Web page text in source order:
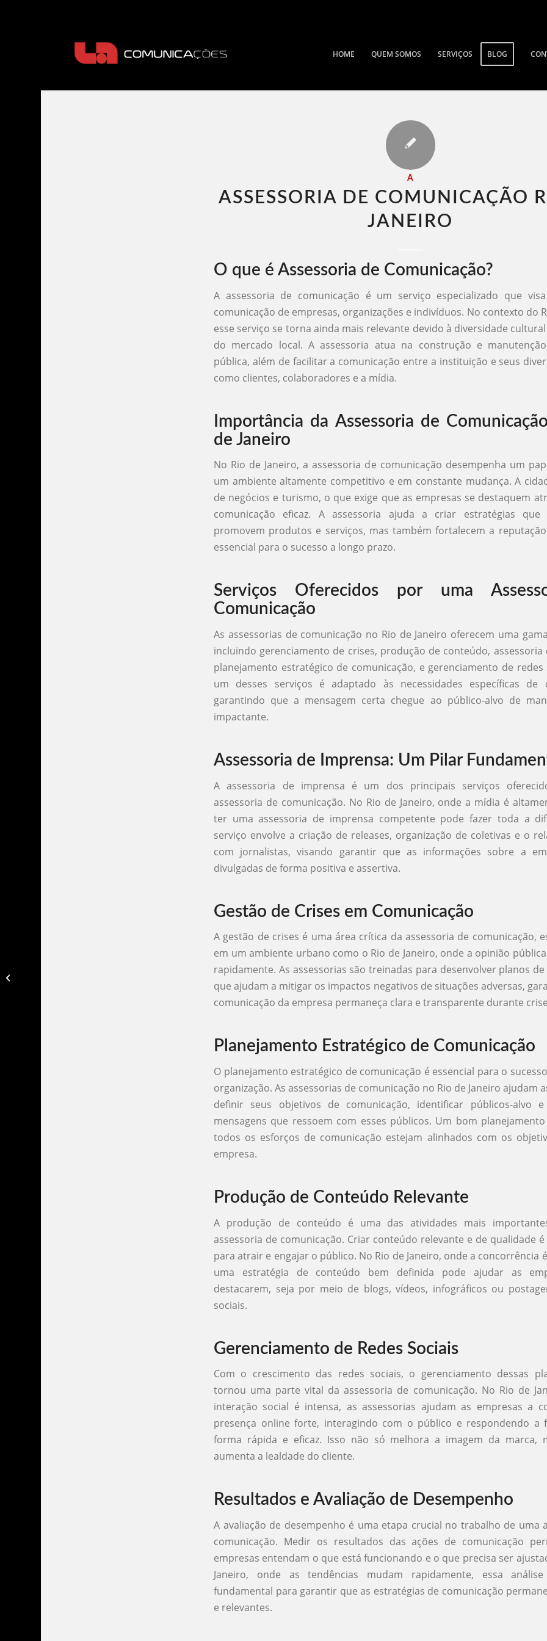
HOME QUEM SOMOS SERVIÇOS BLOG
A
ASSESSORIA DE COMUNICAÇÃO
JANEIRO​
O que é Assessoria de Comunicação?
A assessoria de comunicação é um serviço especializado que
comunicação de empresas, organizações e indivíduos. No contexto do
esse serviço se torna ainda mais relevante devido à diversidade
do mercado local. A assessoria atua na construção e
pública, além de facilitar a comunicação entre a instituição e seus
como clientes, colaboradores e a mídia.
Importância da Assessoria de
de Janeiro
No Rio de Janeiro, a assessoria de comunicação desempenha um
um ambiente altamente competitivo e em constante mudança. A
de negócios e turismo, o que exige que as empresas se destaquem
comunicação eficaz. A assessoria ajuda a criar estratégias que
promovem produtos e serviços, mas também fortalecem a
essencial para o sucesso a longo prazo.
Serviços Oferecidos por uma
Comunicação
As assessorias de comunicação no Rio de Janeiro oferecem uma
incluindo gerenciamento de crises, produção de conteúdo, assessoria
planejamento estratégico de comunicação, e gerenciamento de redes
um desses serviços é adaptado às necessidades específicas de
garantindo que a mensagem certa chegue ao público-alvo de
impactante.
Assessoria de Imprensa: Um Pilar
A assessoria de imprensa é um dos principais serviços
assessoria de comunicação. No Rio de Janeiro, onde a mídia é
ter uma assessoria de imprensa competente pode fazer toda a
serviço envolve a criação de releases, organização de coletivas e o
com jornalistas, visando garantir que as informações sobre a
divulgadas de forma positiva e assertiva.
Gestão de Crises em Comunicação
A gestão de crises é uma área crítica da assessoria de comunicação,
em um ambiente urbano como o Rio de Janeiro, onde a opinião
rapidamente. As assessorias são treinadas para desenvolver planos
que ajudam a mitigar os impactos negativos de situações adversas,
comunicação da empresa permaneça clara e transparente durante
Planejamento Estratégico de Comunicação
O planejamento estratégico de comunicação é essencial para o
organização. As assessorias de comunicação no Rio de Janeiro ajudam
definir seus objetivos de comunicação, identificar públicos-alvo e
mensagens que ressoem com esses públicos. Um bom
todos os esforços de comunicação estejam alinhados com os
empresa.
Produção de Conteúdo Relevante
A produção de conteúdo é uma das atividades mais
assessoria de comunicação. Criar conteúdo relevante e de qualidade
para atrair e engajar o público. No Rio de Janeiro, onde a concorrência
uma estratégia de conteúdo bem definida pode ajudar as
destacarem, seja por meio de blogs, vídeos, infográficos ou
sociais.
Gerenciamento de Redes Sociais
Com o crescimento das redes sociais, o gerenciamento dessas
tornou uma parte vital da assessoria de comunicação. No Rio de
interação social é intensa, as assessorias ajudam as empresas a
presença online forte, interagindo com o público e respondendo a
forma rápida e eficaz. Isso não só melhora a imagem da marca,
aumenta a lealdade do cliente.
Resultados e Avaliação de Desempenho
A avaliação de desempenho é uma etapa crucial no trabalho de uma
comunicação. Medir os resultados das ações de comunicação
empresas entendam o que está funcionando e o que precisa ser
Janeiro, onde as tendências mudam rapidamente, essa
fundamental para garantir que as estratégias de comunicação
e relevantes.